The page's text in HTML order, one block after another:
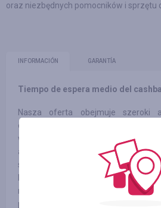
oraz niezbędnych pomocników i sprzętu
INFORMACIÓN GARANTÍA
Tiempo de espera medio del
Nasza oferta obejmuje szeroki
oryginalnym wzornictwem z różnego
wygody klienta oraz inne
akcesoria odpowiednie do
sprzęt do kuchni ułatwi
kuchenne, garnki i szybkowary,
naczynia silikonowe, formy do
pomoce kuchenne, bez których nikt